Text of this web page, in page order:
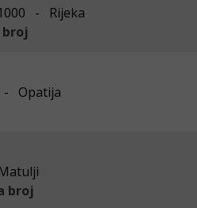
- Rijeka
- Opatija
broj